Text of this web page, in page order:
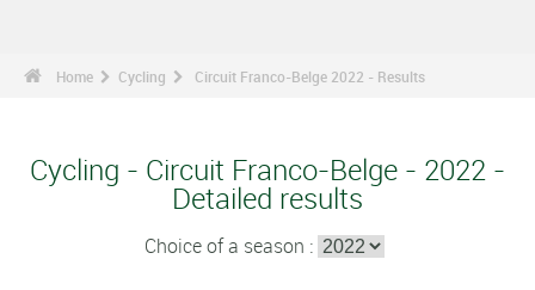
Home Cycling Circuit Franco-Belge 2022 - Results
Cycling - Circuit Franco-Belge - 2022 -
Detailed results
Choice of a season :